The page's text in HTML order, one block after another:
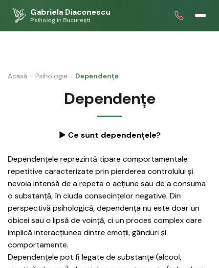
Gabriela Diaconescu
Psiholog în București
Acasă Psihologie Dependențe
Dependențe
► Ce sunt dependențele?
Dependențele reprezintă tipare comportamentale
repetitive caracterizate prin pierderea controlului și
nevoia intensă de a repeta o acțiune sau de a consuma
o substanță, în ciuda consecințelor negative. Din
perspectivă psihologică, dependența nu este doar un
obicei sau o lipsă de voință, ci un proces complex care
implică interacțiunea dintre emoții, gânduri și
comportamente.
Dependențele pot fi legate de substanțe (alcool,